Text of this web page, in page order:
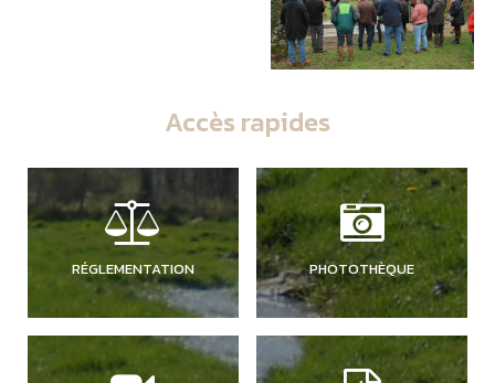
Accès rapides
RÉGLEMENTATION PHOTOTHÈQUE